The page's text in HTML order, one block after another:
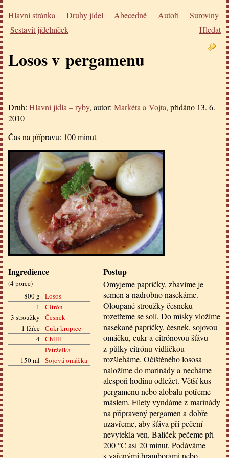
Hlavní stránka Druhy jídel Abecedně Autoři
Suroviny
Sestavit jídelníček
Hledat
Losos v pergamenu
Druh: Hlavní jídla – ryby, autor: Markéta a Vojta, přidáno 13. 6.
2010
Čas na přípravu: 100 minut
Ingredience
(4 porce)
800 g
Losos
1
Citrón
3 stroužky
Česnek
1 lžíce Cukr krupice
4 Chilli
Petrželka
150 ml
Sojová omáčka
Postup
Omyjeme papričky, zbavíme je
semen a nadrobno nasekáme.
Oloupané stroužky česneku
rozetřeme se solí. Do misky vložíme
nasekané papričky, česnek, sojovou
omáčku, cukr a citrónovou šťávu
z půlky citrónu vidličkou
rozšleháme. Očištěného lososa
naložíme do marinády a necháme
alespoň hodinu odležet. Větší kus
pergamenu nebo alobalu potřeme
máslem. Filety vyndáme z marinády
na připravený pergamen a dobře
uzavřeme, aby šťáva při pečení
nevytekla ven. Balíček pečeme při
200 °C asi 20 minut. Podáváme
s vařenými bramborami nebo